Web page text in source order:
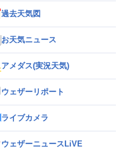
過去天気図
お天気ニュース
アメダス(実況天気)
ウェザーリポート
ライブカメラ
ウェザーニュースLiVE